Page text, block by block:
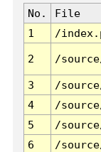
No. File
1
/
2 /
3 /
4
/
5
/
6
/